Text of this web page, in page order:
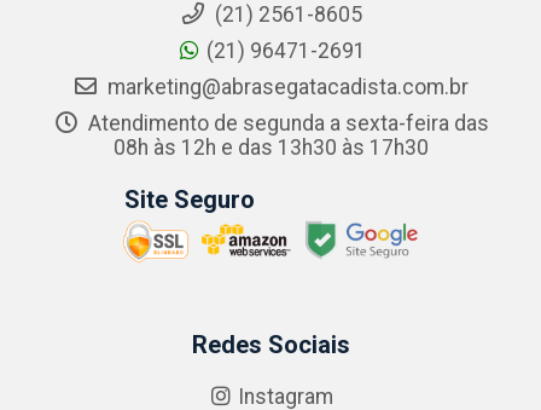
(21) 2561-8605
(21) 96471-2691
marketing@abrasegatacadista.com.br
Atendimento de segunda a sexta-feira das
08h às 12h e das 13h30 às 17h30
Site Seguro
Redes Sociais
Instagram